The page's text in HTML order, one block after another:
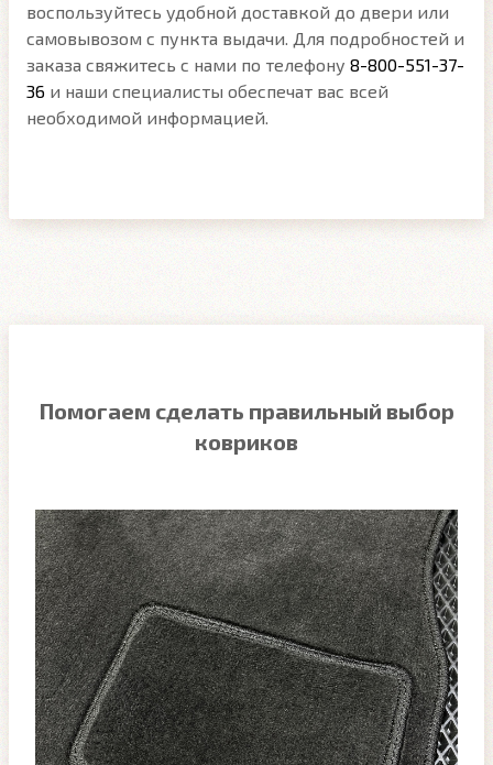
воспользуйтесь удобной доставкой до двери или
самовывозом с пункта выдачи. Для подробностей и
заказа свяжитесь с нами по телефону 8-800-551-37-
36 и наши специалисты обеспечат вас всей
необходимой информацией.
Помогаем сделать правильный выбор
ковриков